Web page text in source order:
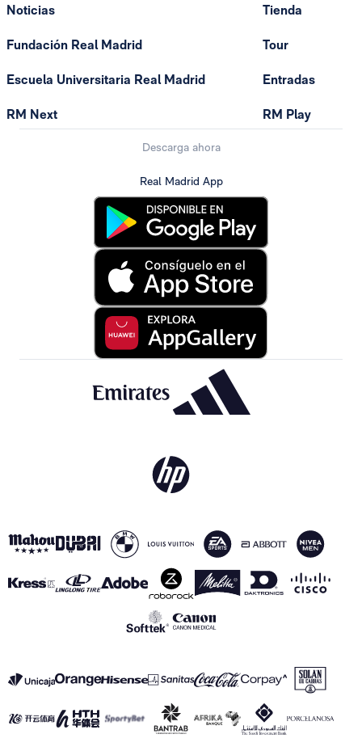
Noticias
Fundación Real Madrid
Escuela Universitaria Real Madrid
RM Next
Tienda
Tour
Entradas
RM Play
Descarga ahora
Real Madrid App